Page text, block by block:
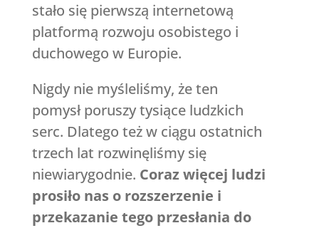
stało się pierwszą internetową
platformą rozwoju osobistego i
duchowego w Europie.
Nigdy nie myśleliśmy, że ten
pomysł poruszy tysiące ludzkich
serc. Dlatego też w ciągu ostatnich
trzech lat rozwinęliśmy się
niewiarygodnie. Coraz więcej ludzi
prosiło nas o rozszerzenie i
przekazanie tego przesłania do